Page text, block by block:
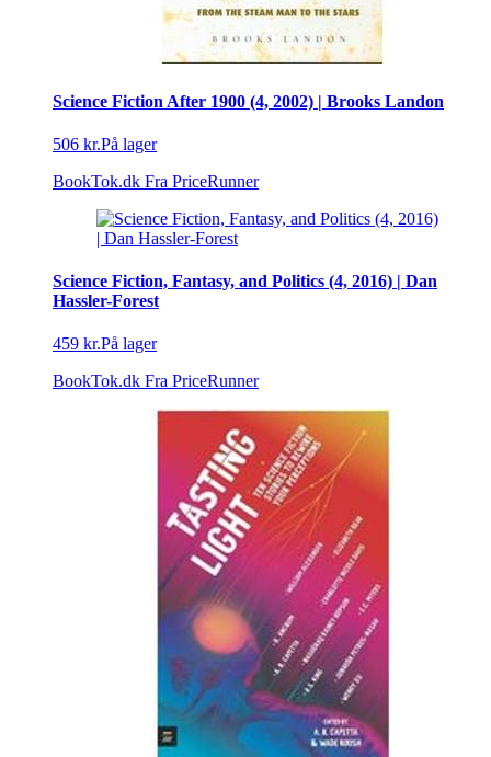
Science Fiction After 1900 (4, 2002) | Brooks Landon
506 kr.På lager
BookTok.dk Fra PriceRunner
Science Fiction, Fantasy, and Politics (4, 2016) | Dan
Hassler-Forest
459 kr.På lager
BookTok.dk Fra PriceRunner